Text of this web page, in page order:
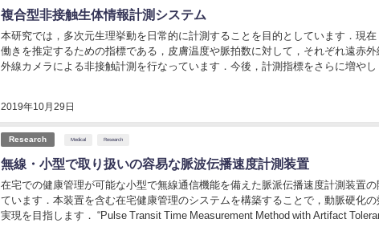
複合型非接触生体情報計測システム
2019年10月29日
本研究では，多次元生理挙動を日常的に計測することを目的としています．現
働きを推定するための指標である，皮膚温度や脈拍数に対して，それぞれ遠赤
外線カメラによる非接触計測を行なっています．今後，計測指標をさらに増やし
Research Medical Research
無線・小型で取り扱いの容易な脈波伝播速度計測装置
在宅での健康管理が可能な小型で無線通信機能を備えた脈派伝播速度計測装置の
ています．本装置を含む在宅健康管理のシステムを構築することで，動脈硬化
実現を目指します． “Pulse Transit Time Measurement Method with Artifact